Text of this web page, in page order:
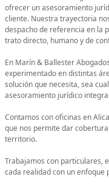
ofrecer un asesoramiento
cliente. Nuestra trayectoria
despacho de referencia en la
trato directo, humano y de
En Marín & Ballester
experimentado en distintas
solución que necesita, sea
asesoramiento jurídico
Contamos con oficinas en
que nos permite dar
territorio.
Trabajamos con particulares,
cada realidad con un